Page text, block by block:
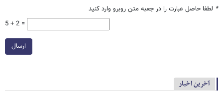
* لطفا حاصل عبارت را در جعبه متن روبرو وارد کنید
5 + 2 =
ارسال
آخرین اخبار